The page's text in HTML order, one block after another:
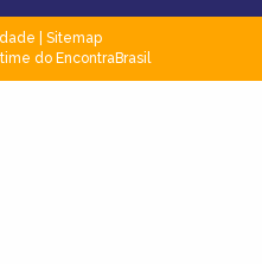
Sitemap
do EncontraBrasil